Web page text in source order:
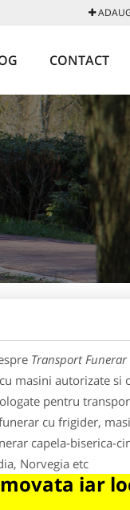
CONTACT
Transport Funerar
masini autorizate si
pentru
cu frigider,
capela-biserica-
Norvegia etc
iar